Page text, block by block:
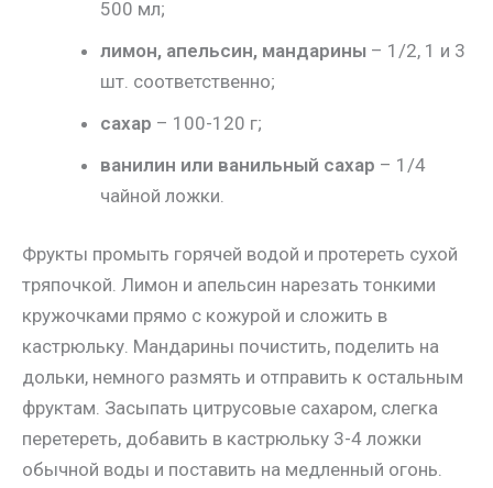
500 мл;
лимон, апельсин, мандарины – 1/2, 1 и 3
шт. соответственно;
сахар – 100-120 г;
ванилин или ванильный сахар – 1/4
чайной ложки.
Фрукты промыть горячей водой и протереть сухой
тряпочкой. Лимон и апельсин нарезать тонкими
кружочками прямо с кожурой и сложить в
кастрюльку. Мандарины почистить, поделить на
дольки, немного размять и отправить к остальным
фруктам. Засыпать цитрусовые сахаром, слегка
перетереть, добавить в кастрюльку 3-4 ложки
обычной воды и поставить на медленный огонь.